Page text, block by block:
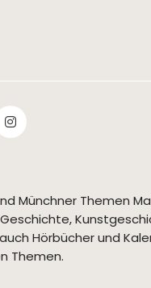
Münchner Themen
Hörbücher und
Themen.